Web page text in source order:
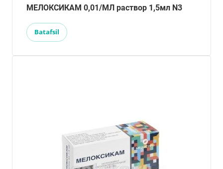
МЕЛОКСИКАМ 0,01/МЛ раствор 1,5мл N3
Batafsil